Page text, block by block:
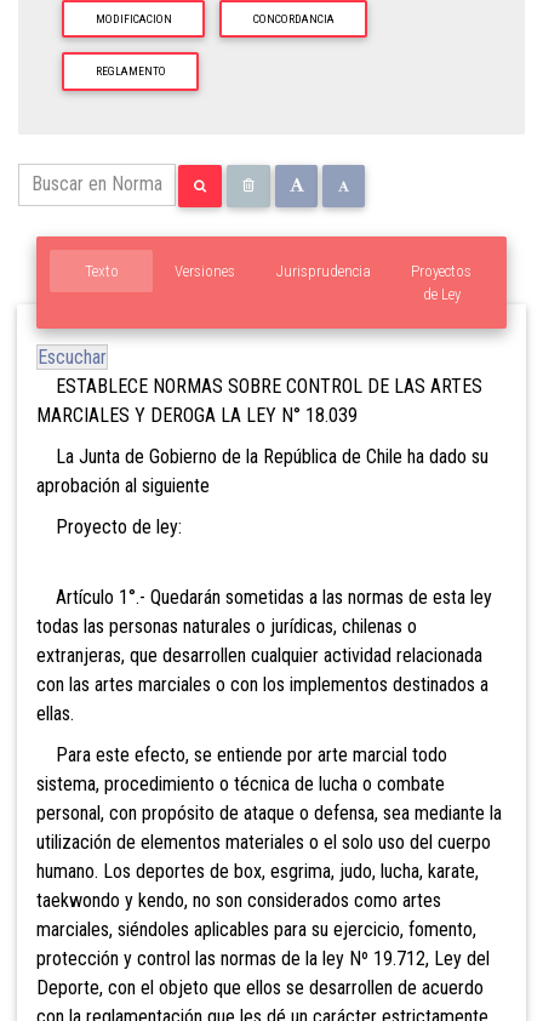
MODIFICACION CONCORDANCIA
REGLAMENTO
Texto Versiones
Proyectos
de Ley
Jurisprudencia
Escuchar
ESTABLECE NORMAS SOBRE CONTROL DE LAS ARTES
MARCIALES Y DEROGA LA LEY N° 18.039
La Junta de Gobierno de la República de Chile ha dado su
aprobación al siguiente
Proyecto de ley:
Artículo 1°.- Quedarán sometidas a las normas de esta ley
todas las personas naturales o jurídicas, chilenas o
extranjeras, que desarrollen cualquier actividad relacionada
con las artes marciales o con los implementos destinados a
ellas.
Para este efecto, se entiende por arte marcial todo
sistema, procedimiento o técnica de lucha o combate
personal, con propósito de ataque o defensa, sea mediante la
utilización de elementos materiales o el solo uso del cuerpo
humano. Los deportes de box, esgrima, judo, lucha, karate,
taekwondo y kendo, no son considerados como artes
marciales, siéndoles aplicables para su ejercicio, fomento,
protección y control las normas de la ley Nº 19.712, Ley del
Deporte, con el objeto que ellos se desarrollen de acuerdo